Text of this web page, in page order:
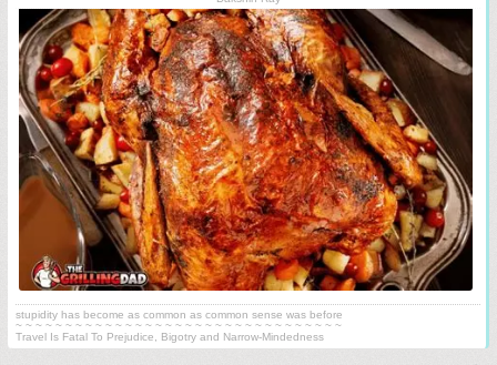
stupidity has become as common as common sense was before
~ ~ ~ ~ ~ ~ ~ ~ ~ ~ ~ ~ ~ ~ ~ ~ ~ ~ ~ ~ ~ ~ ~ ~ ~ ~ ~ ~ ~ ~ ~ ~ ~
Travel Is Fatal To Prejudice, Bigotry and Narrow-Mindedness